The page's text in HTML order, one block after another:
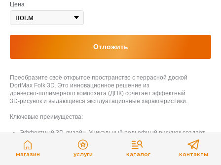
магазин услуги каталог контакты
Цена
Отложить
Преобразите своё открытое пространство с террасной доской
DortMax Folk 3D. Это инновационное решение из
древесно‑полимерного композита (ДПК) сочетает эффектный
3D‑рисунок и выдающиеся эксплуатационные характеристики.
Ключевые преимущества:
Эффектный 3D‑дизайн. Уникальный рельефный рисунок создаёт
объёмную текстуру, имитирующую натуральное дерево —
визуально и тактильно неотличим от массива. Игра света и тени
подчёркивает глубину узора.